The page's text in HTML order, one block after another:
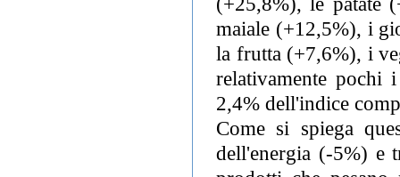
maiale (+12,5%), i
la frutta (+7,6%), i
relativamente pochi
2,4% dell'indice
Come si spiega
dell'energia (-5%) e